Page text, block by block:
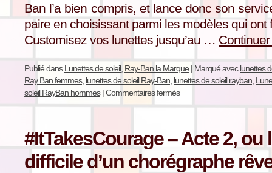
Ban l’a bien compris, et lance donc son
paire en choisissant parmi les modèles qui
Customisez vos lunettes jusqu’au …
Publié dans Lunettes de soleil, Ray-Ban la Marque | Marqué avec lunettes
Ray Ban femmes, lunettes de soleil Ray-Ban lunettes de soleil rayban
soleil RayBan hommes |Commentaires fermés
#ItTakesCourage – Acte 2, ou
difficile d’un chorégraphe